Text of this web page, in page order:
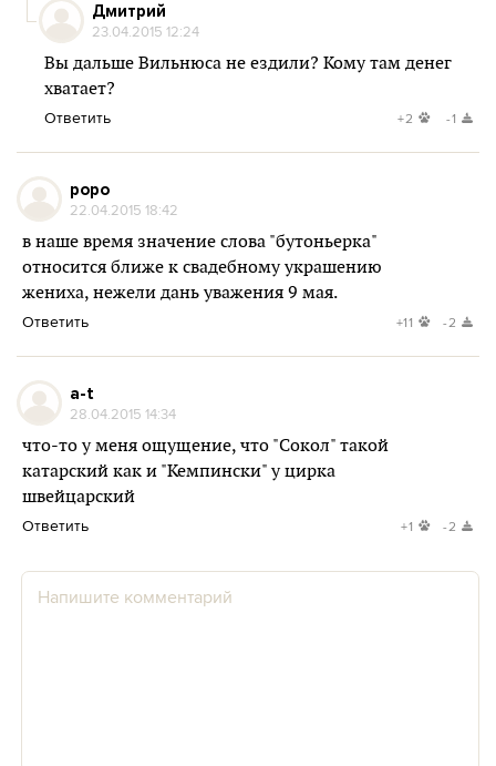
Дмитрий
23.04.2015 12:24
Вы дальше Вильнюса не ездили? Кому там денег
хватает?
Ответить +2 -1
popo
22.04.2015 18:42
в наше время значение слова "бутоньерка"
относится ближе к свадебному украшению
жениха, нежели дань уважения 9 мая.
Ответить +11 -2
a-t
28.04.2015 14:34
что-то у меня ощущение, что "Сокол" такой
катарский как и "Кемпински" у цирка
швейцарский
Ответить +1 -2